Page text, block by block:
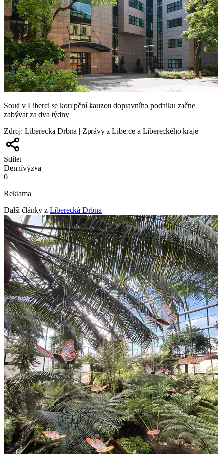
Soud v Liberci se korupční kauzou dopravního podniku začne
zabývat za dva týdny
Zdroj: Liberecká Drbna | Zprávy z Liberce a Libereckého kraje
Sdílet
Dennívýzva
0
Reklama
Další články z Liberecká Drbna